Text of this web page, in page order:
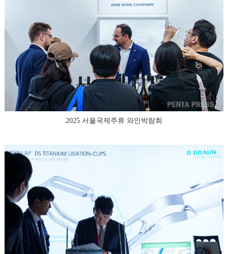
2025 서울국제주류 와인박람회